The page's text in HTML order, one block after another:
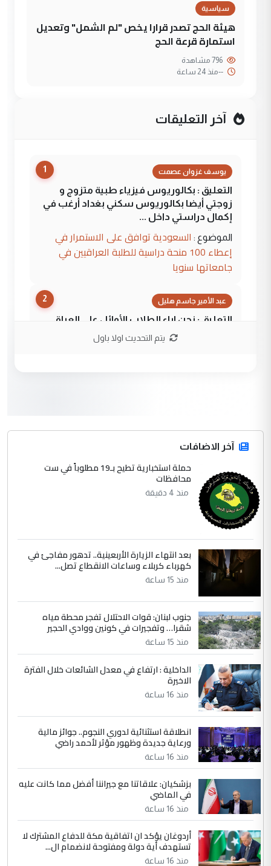
سياسية
هيئة الحج تصدر قرارا يخص "لم الشمل" وتعديل
استمارة قرعة الحج
--منذ 24 ساعة
آخر التعليقات
1 يوسف غزوان عصمت
التعليق : بكالوريوس فيزياء طبية متزوج و
زوجتي أيضا بكالوريوس سكني بغداد أرغب في
إكمال دراستي داخل ...
الموضوع : السعودية توافق على الاستمرار في
إعطاء 100 منحة دراسية للطلبة العراقيين في
جامعاتها سنويا
2 عبد الأمير جاسم هليل
التعليق : نحن اباء الطلاب الأوائل على العراق
نتشرف بلقاء السيد احمد الصافي في العتبات
التعليق : قرار مستعجل جدا ولامصلحة فيه
للوزاره ولا للمواطن القرار الصائب يكون بعد
الموضوع :
وزير الصحة يعفي مدير مستشفى الكرخ
العام في بغداد
سردار
التعليق : واحد من عصابة علي ماما يسقط
جنسية الرافد الثالث للعراق ومن اصول عريقة
ابا فرات ...
الموضوع :
مضجعيك يابن الزنا (نص كامل)
سردار
التعليق : واحد من عصابة علي ماما يسقط
جنسية الرافد الثالث للعراق ومن اصول عريقة
ابا فرات ...
الموضوع :
مضجعيك يابن الزنا (نص كامل)
يتم التحديث اولا باول
آخر الاضافات
حملة استخبارية تطيح بـ19 مطلوباً في ست
محافظات
منذ 4 دقيقة
بعد انتهاء الزيارة الأربعينية.. تدهور مفاجئ في
كهرباء كربلاء وساعات الانقطاع تصل...
منذ 15 ساعة
جنوب لبنان: قوات الاحتلال تفجر محطة مياه
شقرا… وتفجيرات في كونين ووادي الحجير
منذ 15 ساعة
الداخلية : ارتفاع في معدل الشائعات خلال الفترة
الاخيرة
منذ 16 ساعة
انطلاقة استثنائية لدوري النجوم.. جوائز مالية
ورعاية جديدة وظهور مؤثر لأحمد راضي
منذ 16 ساعة
بزشكيان: علاقاتنا مع جيراننا أفضل مما كانت عليه
في الماضي
منذ 16 ساعة
أردوغان يؤكد ان اتفاقية مكة للدفاع المشترك لا
تستهدف أية دولة ومفتوحة لانضمام ال...
منذ 16 ساعة